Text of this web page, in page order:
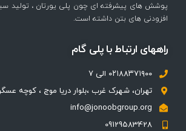
پوشش های پیشرفته ای چون پلی یورتان ، تولید
افزودنی های بتن داشته است.
راههای ارتباط با پلی گام
۰۲۱۸۸۳۷۱۹۰۰ الی ۷
تهران، شهرک غرب ،بلوار دریا موج ، کوچه
info@jonoobgroup.org
09129583428